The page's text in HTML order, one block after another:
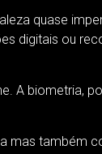
quase
digitais ou
A biometria,
mas também